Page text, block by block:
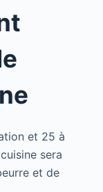
et 25 à
sera
et de